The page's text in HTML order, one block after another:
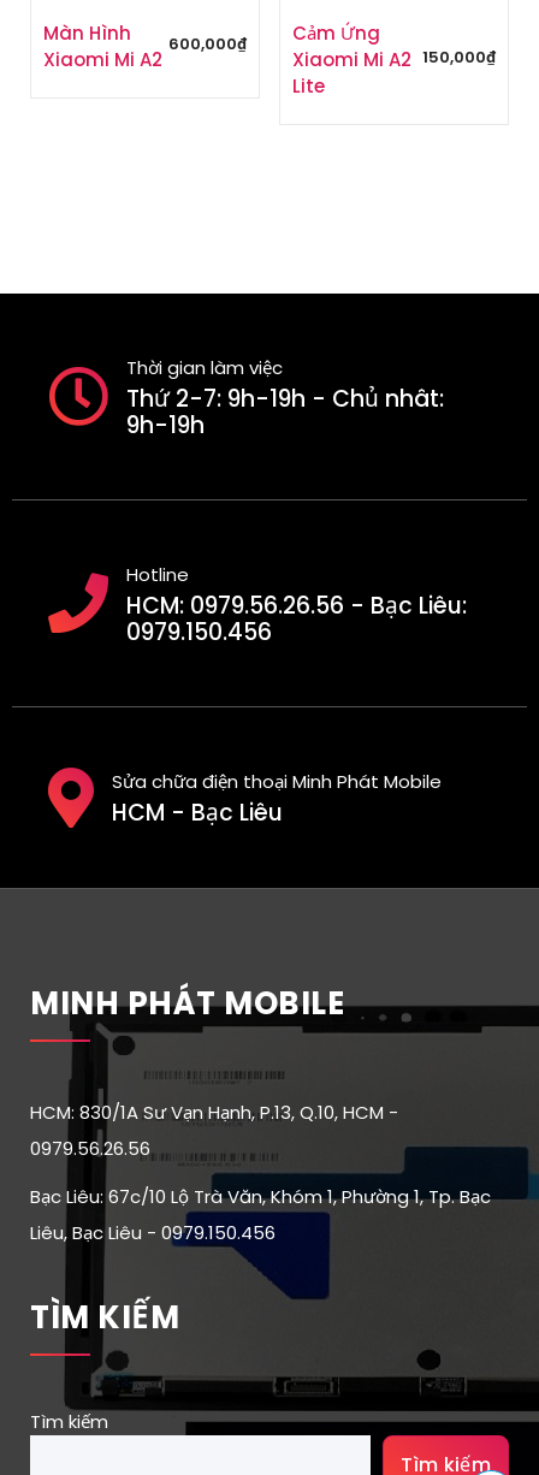
Màn Hình
Xiaomi Mi A2
600,000₫
Cảm Ứng
Xiaomi Mi A2
Lite
150,000₫
Thời gian làm việc
Thứ 2-7: 9h-19h - Chủ nhât:
9h-19h
Hotline
HCM: 0979.56.26.56 - Bạc Liêu:
0979.150.456
Sửa chữa điện thoại Minh Phát Mobile
HCM - Bạc Liêu
MINH PHÁT MOBILE
HCM: 830/1A Sư Vạn Hạnh, P.13, Q.10, HCM -
0979.56.26.56
Bạc Liêu: 67c/10 Lộ Trà Văn, Khóm 1, Phường 1, Tp. Bạc
Liêu, Bạc Liêu - 0979.150.456
TÌM KIẾM
Tìm kiếm
Tìm kiếm